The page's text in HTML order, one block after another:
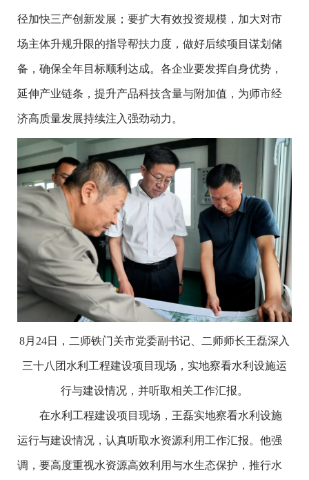
径加快三产创新发展；要扩大有效投资规模，加大对市
场主体升规升限的指导帮扶力度，做好后续项目谋划储
备，确保全年目标顺利达成。各企业要发挥自身优势，
延伸产业链条，提升产品科技含量与附加值，为师市经
济高质量发展持续注入强劲动力。
8月24日，二师铁门关市党委副书记、二师师长王磊深入
三十八团水利工程建设项目现场，实地察看水利设施运
行与建设情况，并听取相关工作汇报。
在水利工程建设项目现场，王磊实地察看水利设施
运行与建设情况，认真听取水资源利用工作汇报。他强
调，要高度重视水资源高效利用与水生态保护，推行水